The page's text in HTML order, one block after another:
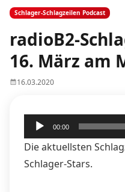
Schlager-Schlagzeilen Podcast
radioB2-
16. März am
16.03.2020
Audio-
Player
00:00
Die aktuellsten
Schlager-Stars.